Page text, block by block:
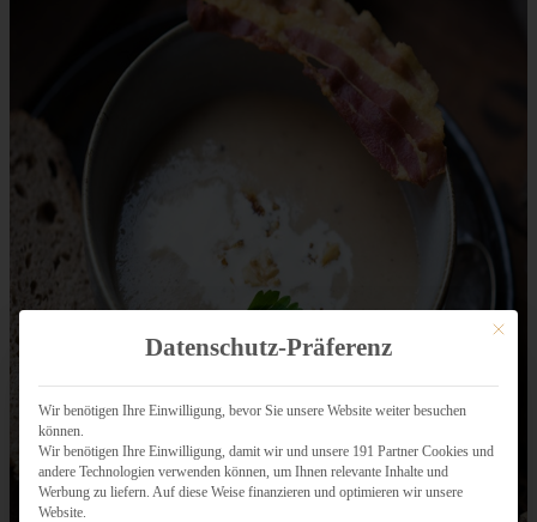
Mit
Datenschutz-Präferenz
Wir benötigen Ihre Einwilligung, bevor Sie unsere Website weiter besuchen
können.
Wir benötigen Ihre Einwilligung, damit wir und unsere 191 Partner Cookies und
andere Technologien verwenden können, um Ihnen relevante Inhalte und
Werbung zu liefern. Auf diese Weise finanzieren und optimieren wir unsere
Website.